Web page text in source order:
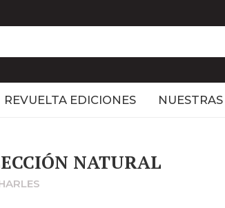
REVUELTA EDICIONES
NATURAL